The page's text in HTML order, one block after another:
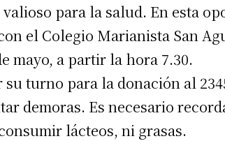
gratis
para la salud. En esta
el Colegio Marianista San
mayo, a partir la hora 7.30.
turno para la donación al
demoras. Es necesario
lácteos, ni grasas.